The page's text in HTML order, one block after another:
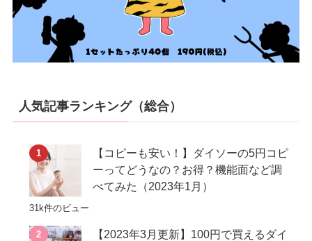
人気記事ランキング（総合）
【コピーも安い！】ダイソーの5円コピ
ーってどうなの？お得？機能面など調
べてみた（2023年1月）
31k件のビュー
【2023年3月更新】100円で買えるダイ